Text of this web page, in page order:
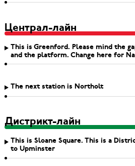
Централ-лайн
This is Greenford. Please mind the
and the platform. Change here for
The next station is Northolt
Дистрикт-лайн
This is Sloane Square. This is a
to Upminster